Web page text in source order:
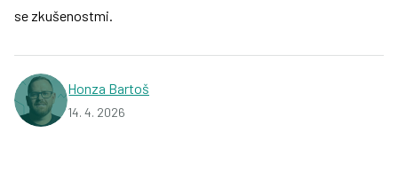
se zkušenostmi.
Honza Bartoš
14. 4. 2026